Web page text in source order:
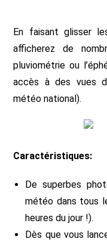
En faisant glisser
afficherez de
pluviométrie ou
accès à des vues
météo national).
Caractéristiques:
De superbes
météo dans tous
heures du jour !).
Dès que vous